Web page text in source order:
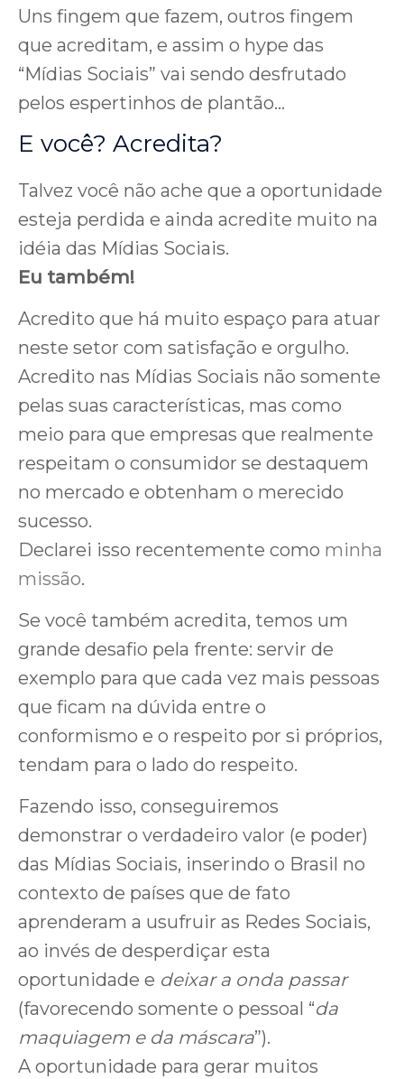
Uns fingem que fazem, outros fingem
que acreditam, e assim o hype das
“Mídias Sociais” vai sendo desfrutado
pelos espertinhos de plantão…
E você? Acredita?
Talvez você não ache que a oportunidade
esteja perdida e ainda acredite muito na
idéia das Mídias Sociais.
Eu também!
Acredito que há muito espaço para atuar
neste setor com satisfação e orgulho.
Acredito nas Mídias Sociais não somente
pelas suas características, mas como
meio para que empresas que realmente
respeitam o consumidor se destaquem
no mercado e obtenham o merecido
sucesso.
Declarei isso recentemente como minha
missão.
Se você também acredita, temos um
grande desafio pela frente: servir de
exemplo para que cada vez mais pessoas
que ficam na dúvida entre o
conformismo e o respeito por si próprios,
tendam para o lado do respeito.
Fazendo isso, conseguiremos
demonstrar o verdadeiro valor (e poder)
das Mídias Sociais, inserindo o Brasil no
contexto de países que de fato
aprenderam a usufruir as Redes Sociais,
ao invés de desperdiçar esta
oportunidade e deixar a onda passar
(favorecendo somente o pessoal “da
maquiagem e da máscara”).
A oportunidade para gerar muitos